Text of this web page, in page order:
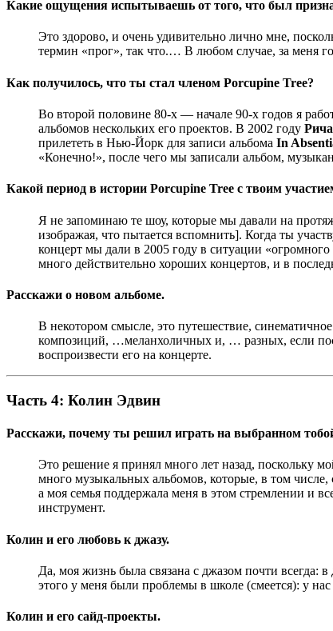
Какие ощущения испытываешь от того, что был
Это здорово, и очень удивительно лично мне,
термин «прог», так что.… В любом случае, за меня
Как получилось, что ты стал членом Porcupine Tree?
Во второй половине 80-х — начале 90-х годов я
альбомов нескольких его проектов. В 2002 году
прилететь в Нью-Йорк для записи альбома In
«Конечно!», после чего мы записали альбом,
Какой период в истории Porcupine Tree с твоим
Я не запоминаю те шоу, которые мы давали на
изображая, что пытается вспомнить]. Когда ты
концерт мы дали в 2005 году в ситуации
много действительно хороших концертов, и в
Расскажи о новом альбоме.
В некотором смысле, это путешествие,
композиций, …меланхоличных и, … разных, если
воспроизвести его на концерте.
Часть 4: Колин Эдвин
Расскажи, почему ты решил играть на выбранном
Это решение я принял много лет назад, поскольку
много музыкальных альбомов, которые, в том числе,
а моя семья поддержала меня в этом стремлении и
инструмент.
Колин и его любовь к джазу.
Да, моя жизнь была связана с джазом почти всегда:
этого у меня были проблемы в школе (смеется): у
Колин и его сайд-проекты.